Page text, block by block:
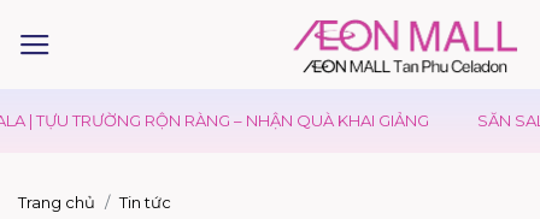
TỰU TRƯỜNG RỘN RÀNG – NHẬN QUÀ KHAI GIẢNG SĂN
Trang chủ
Tin tức